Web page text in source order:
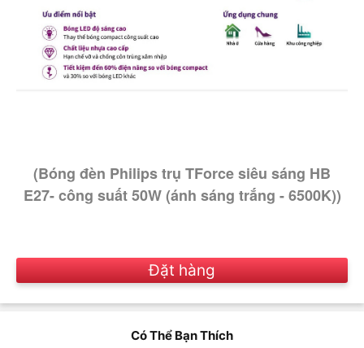
(Bóng đèn Philips trụ TForce siêu sáng HB
E27- công suất 50W (ánh sáng trắng - 6500K))
Đặt hàng
Có Thể Bạn Thích